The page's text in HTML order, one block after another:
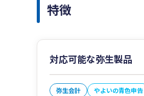
特徴
対応可能な弥生製品
弥生会計 やよいの青色申告